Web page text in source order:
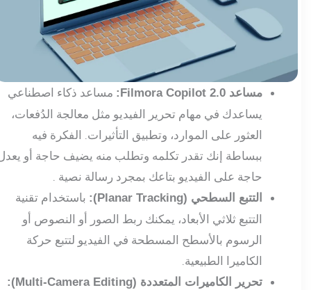
مساعد Filmora Copilot 2.0:
مساعد ذكاء اصطناعي
يساعدك في مهام تحرير الفيديو مثل معالجة الدُفعات،
العثور على الموارد، وتطبيق التأثيرات. الفكرة فيه
ببساطة إنك تقدر تكلمه وتطلب منه يضيف حاجة أو يعدل
حاجة على الفيديو بتاعك بمجرد رسالة نصية .
التتبع السطحي (Planar Tracking):
باستخدام تقنية
التتبع ثلاثي الأبعاد، يمكنك ربط الصور أو النصوص أو
الرسوم بالأسطح المسطحة في الفيديو لتتبع حركة
الكاميرا الطبيعية.
تحرير الكاميرات المتعددة (Multi-Camera Editing):